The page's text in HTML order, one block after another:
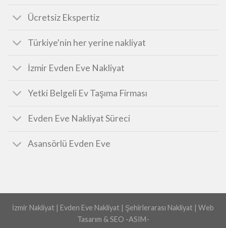
İzmir Göksu Evden Eve
Ayrıcalıklı Evden Eve Taşımacılık
Ücretsiz Ekspertiz
Türkiye'nin her yerine nakliyat
Evden Eve Nakliyat Süreci